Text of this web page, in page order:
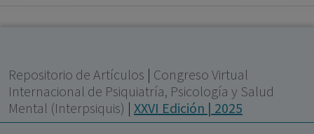
Repositorio de Artículos | Congreso Virtual
Internacional de Psiquiatría, Psicología y Salud
Mental (Interpsiquis) | XXVI Edición | 2025